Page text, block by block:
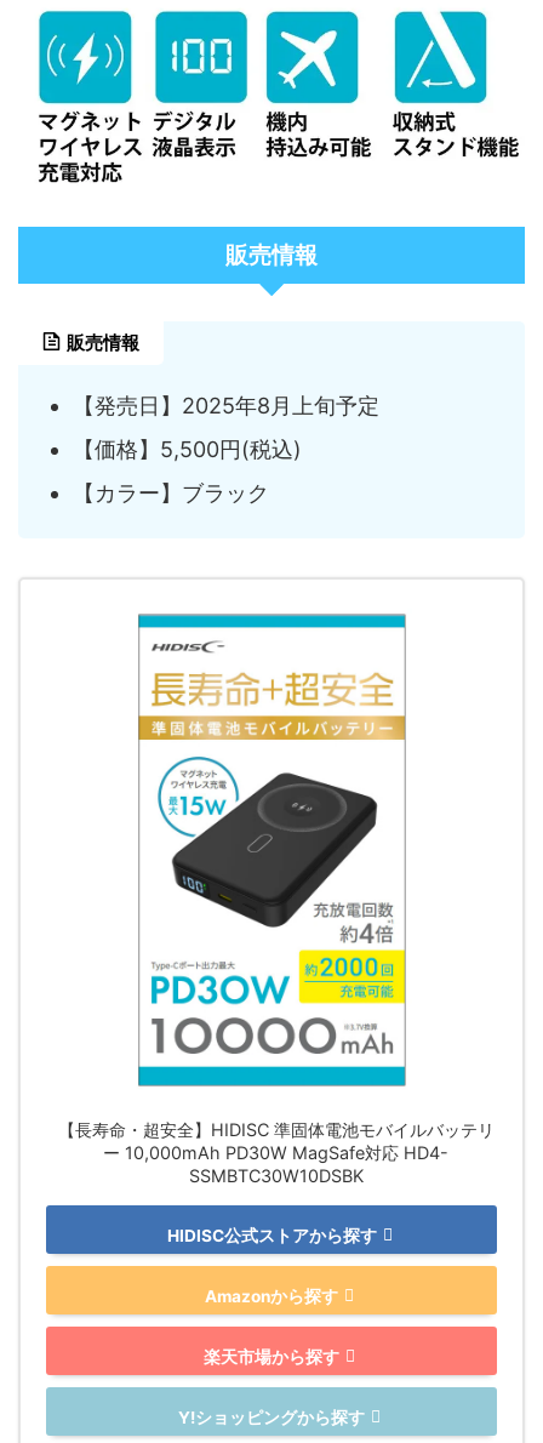
販売情報
販売情報
【発売日】2025年8月上旬予定
【価格】5,500円(税込)
【カラー】ブラック
【長寿命・超安全】HIDISC 準固体電池モバイルバッテリ
ー 10,000mAh PD30W MagSafe対応 HD4-
SSMBTC30W10DSBK
HIDISC公式ストアから探す
Amazonから探す
楽天市場から探す
Y!ショッピングから探す